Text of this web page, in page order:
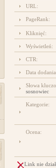
URL:
PageRank:
Kliknięć:
Wyświetleń:
CTR:
Data
Słowa
sosnowiec
Kategorie:
Ocena:
Link nie